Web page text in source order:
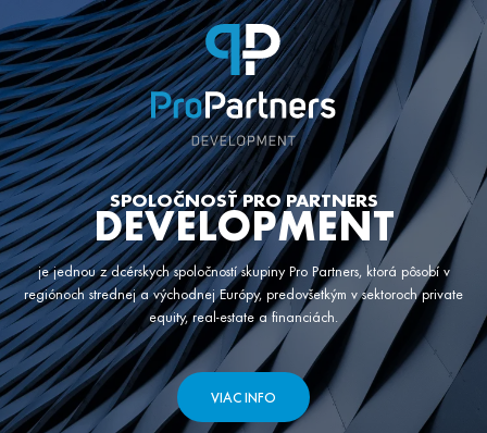
SPOLOČNOSŤ PRO PARTNERS
DEVELOPMENT
je jednou z dcérskych spoločností skupiny Pro Partners, ktorá pôsobí v
regiónoch strednej a východnej Európy, predovšetkým v sektoroch private
equity, real-estate a financiách.
VIAC INFO